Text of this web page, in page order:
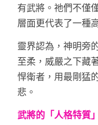
有武將。祂們不僅
層面更代表了一種
靈界認為，神明旁
至柔，威嚴之下藏
悍衛者，用最剛猛
悲。
武將的「人格特質